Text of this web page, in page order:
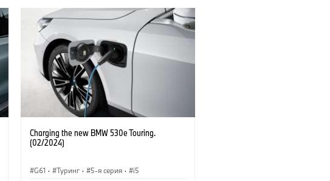
Charging the new BMW 530e Touring.
(02/2024)
G61 · Туринг · 5-я серия · i5